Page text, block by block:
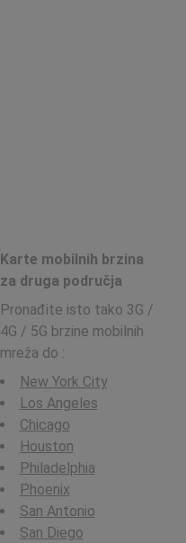
Karte mobilnih brzina
za druga područja
Pronađite isto tako 3G /
4G / 5G brzine mobilnih
mreža do :
New York City
Los Angeles
Chicago
Houston
Philadelphia
Phoenix
San Antonio
San Diego